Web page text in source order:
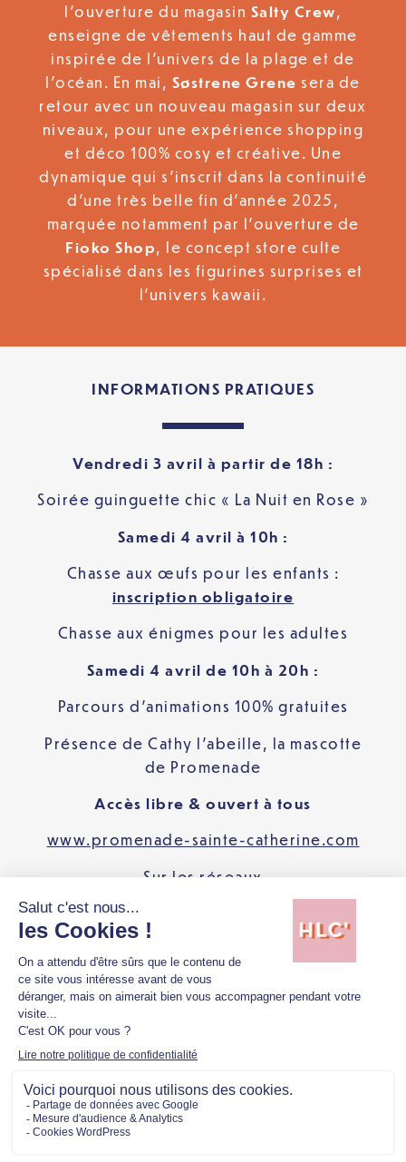
l’ouverture du magasin Salty Crew,
enseigne de vêtements haut de gamme
inspirée de l’univers de la plage et de
l’océan. En mai, Søstrene Grene sera de
retour avec un nouveau magasin sur deux
niveaux, pour une expérience shopping
et déco 100% cosy et créative. Une
dynamique qui s’inscrit dans la continuité
d’une très belle fin d’année 2025,
marquée notamment par l’ouverture de
Fioko Shop, le concept store culte
spécialisé dans les figurines surprises et
l’univers kawaii.
INFORMATIONS PRATIQUES
Vendredi 3 avril à partir de 18h :
Soirée guinguette chic « La Nuit en Rose »
Samedi 4 avril à 10h :
Chasse aux œufs pour les enfants :
inscription obligatoire
Chasse aux énigmes pour les adultes
Samedi 4 avril de 10h à 20h :
Parcours d’animations 100% gratuites
Présence de Cathy l’abeille, la mascotte
de Promenade
Accès libre & ouvert à tous
www.promenade-sainte-catherine.com
Sur les réseaux
@promenadesaintecatherine
Pour connaître les dernières actualités de
Promenade Sainte-Catherine,cliquez ici.
TÉLÉCHARGER LES VISUELS
Mentions légales